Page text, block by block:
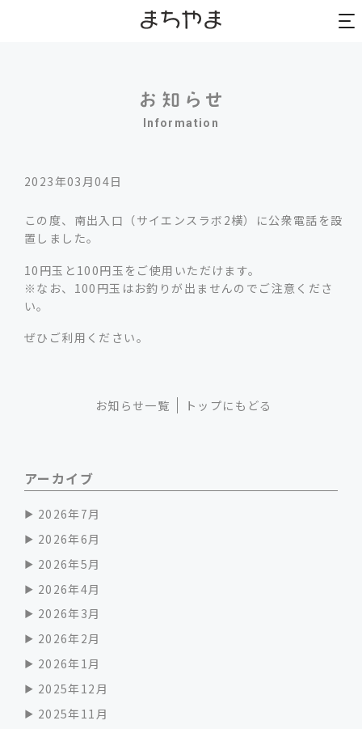
Information
2023年03月04日
この度、南出入口（サイエンスラボ2横）に公衆電話を設
置しました。
10円玉と100円玉をご使用いただけます。
※なお、100円玉はお釣りが出ませんのでご注意くださ
い。
ぜひご利用ください。
お知らせ一覧 トップにもどる
アーカイブ
2026年7月
2026年6月
2026年5月
2026年4月
2026年3月
2026年2月
2026年1月
2025年12月
2025年11月